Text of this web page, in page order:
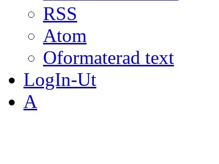
RSS
Atom
Oformaterad text
LogIn-Ut
A